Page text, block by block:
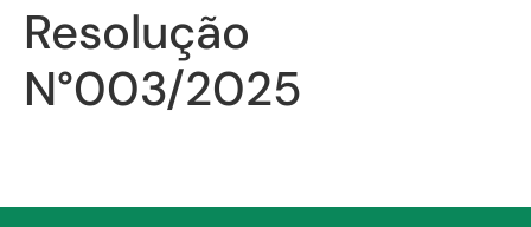
Resolução
N°003/2025